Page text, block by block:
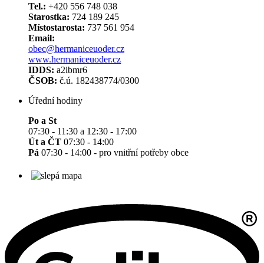
Tel.: +420 556 748 038
Starostka: 724 189 245
Místostarosta: 737 561 954
Email:
obec@hermaniceuoder.cz
www.hermaniceuoder.cz
IDDS: a2ibmr6
ČSOB: č.ú. 182438774/0300
Úřední hodiny
Po a St
07:30 - 11:30 a 12:30 - 17:00
Út a ČT 07:30 - 14:00
Pá 07:30 - 14:00 - pro vnitřní potřeby obce